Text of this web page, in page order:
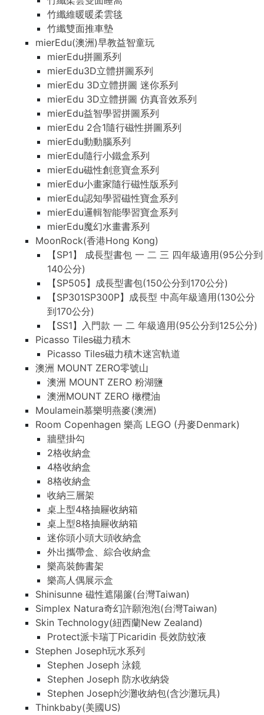
竹纖維暖暖柔雲毯
竹纖雙面推車墊
mierEdu(澳洲)早教益智童玩
mierEdu拼圖系列
mierEdu3D立體拼圖系列
mierEdu 3D立體拼圖 迷你系列
mierEdu 3D立體拼圖 仿真音效系列
mierEdu益智學習拼圖系列
mierEdu 2合1隨行磁性拼圖系列
mierEdu動動腦系列
mierEdu隨行小鐵盒系列
mierEdu磁性創意寶盒系列
mierEdu小畫家隨行磁性版系列
mierEdu認知學習磁性寶盒系列
mierEdu邏輯智能學習寶盒系列
mierEdu魔幻水畫書系列
MoonRock(香港Hong Kong)
【SP1】 成長型書包 一 二 三 四年級適用(95公分到
140公分)
【SP505】成長型書包(150公分到170公分)
【SP301SP300P】成長型 中高年級適用(130公分
到170公分)
【SS1】入門款 一 二 年級適用(95公分到125公分)
Picasso Tiles磁力積木
Picasso Tiles磁力積木迷宮軌道
澳洲 MOUNT ZERO零號山
澳洲 MOUNT ZERO 粉湖鹽
澳洲MOUNT ZERO 橄欖油
Moulamein慕樂明燕麥(澳洲)
Room Copenhagen 樂高 LEGO (丹麥Denmark)
牆壁掛勾
2格收納盒
4格收納盒
8格收納盒
收納三層架
桌上型4格抽屜收納箱
桌上型8格抽屜收納箱
迷你頭小頭大頭收納盒
外出攜帶盒、綜合收納盒
樂高裝飾書架
樂高人偶展示盒
Shinisunne 磁性遮陽簾(台灣Taiwan)
Simplex Natura奇幻許願泡泡(台灣Taiwan)
Skin Technology(紐西蘭New Zealand)
Protect派卡瑞丁Picaridin 長效防蚊液
Stephen Joseph玩水系列
Stephen Joseph 泳鏡
Stephen Joseph 防水收納袋
Stephen Joseph沙灘收納包(含沙灘玩具)
Thinkbaby(美國US)